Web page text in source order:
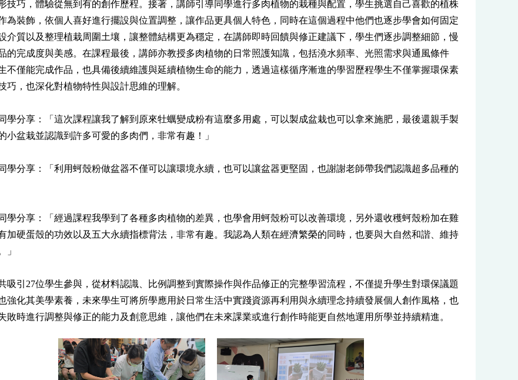
技巧，體驗從無到有的創作歷程。接著，講師引導同學進行多肉植物的栽種與配置，學生挑選自己喜歡的植株
為裝飾，依個人喜好進行擺設與位置調整，讓作品更具個人特色，同時在這個過程中他們也逐步學會如何固定
介質以及整理植栽周圍土壤，讓整體結構更為穩定，在講師即時回饋與修正建議下，學生們逐步調整細節，慢
的完成度與美感。在課程最後，講師亦教授多肉植物的日常照護知識，包括澆水頻率、光照需求與通風條件
不僅能完成作品，也具備後續維護與延續植物生命的能力，透過這樣循序漸進的學習歷程學生不僅掌握環保素
巧，也深化對植物特性與設計思維的理解。
學分享：「這次課程讓我了解到原來牡蠣變成粉有這麼多用處，可以製成盆栽也可以拿來施肥，最後還親手製
小盆栽並認識到許多可愛的多肉們，非常有趣！」
學分享：「利用蚵殼粉做盆器不僅可以讓環境永續，也可以讓盆器更堅固，也謝謝老師帶我們認識超多品種的
學分享：「經過課程我學到了各種多肉植物的差異，也學會用蚵殼粉可以改善環境，另外還收穫蚵殼粉加在雞
加硬蛋殼的功效以及五大永續指標背法，非常有趣。我認為人類在經濟繁榮的同時，也要與大自然和諧、維持
」
吸引27位學生參與，從材料認識、比例調整到實際操作與作品修正的完整學習流程，不僅提升學生對環保議題
強化其美學素養，未來學生可將所學應用於日常生活中實踐資源再利用與永續理念持續發展個人創作風格，也
敗時進行調整與修正的能力及創意思維，讓他們在未來課業或進行創作時能更自然地運用所學並持續精進。